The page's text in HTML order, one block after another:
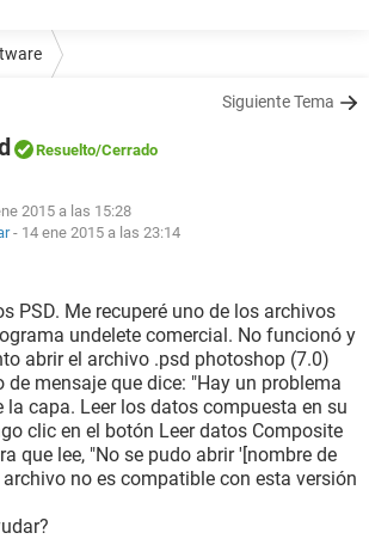
Siguiente Tema
Resuelto/Cerrado
2015 a las 15:28
- 14 ene 2015 a las 23:14
PSD. Me recuperé uno de los archivos
undelete comercial. No funcionó y
abrir el archivo .psd photoshop (7.0)
de mensaje que dice: "Hay un problema
la capa. Leer los datos compuesta en su
clic en el botón Leer datos Composite
que lee, "No se pudo abrir '[nombre de
no es compatible con esta versión